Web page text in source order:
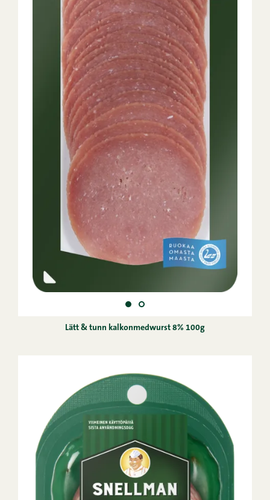
Lätt & tunn kalkonmedwurst 8% 100g